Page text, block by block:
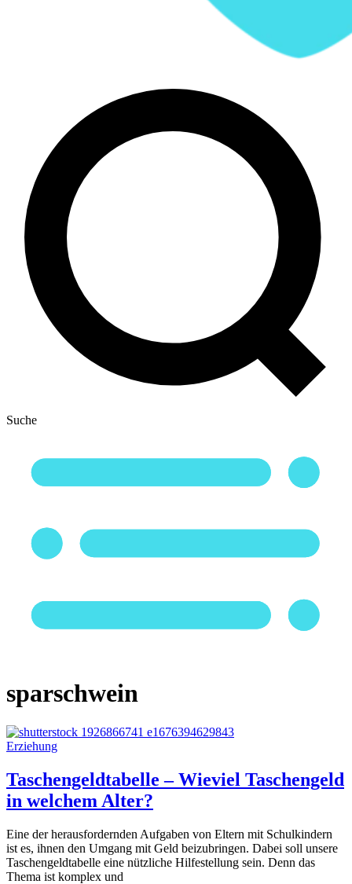
Suche
sparschwein
Erziehung
Taschengeldtabelle – Wieviel Taschengeld
in welchem Alter?
Eine der herausfordernden Aufgaben von Eltern mit Schulkindern
ist es, ihnen den Umgang mit Geld beizubringen. Dabei soll unsere
Taschengeldtabelle eine nützliche Hilfestellung sein. Denn das
Thema ist komplex und